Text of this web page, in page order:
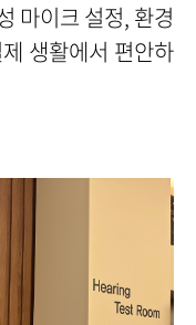
마이크 설정, 환경
생활에서 편안하